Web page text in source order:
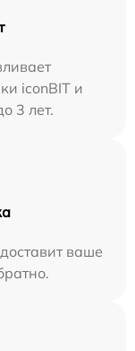
iconBIT и
3 лет.
ваше